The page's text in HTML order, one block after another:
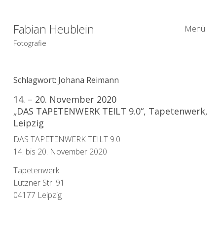
Fabian Heublein
Fotografie
Menü
Schlagwort: Johana Reimann
14. – 20. November 2020
„DAS TAPETENWERK TEILT 9.0“, Tapetenwerk,
Leipzig
DAS TAPETENWERK TEILT 9.0
14. bis 20. November 2020
Tapetenwerk
Lützner Str. 91
04177 Leipzig